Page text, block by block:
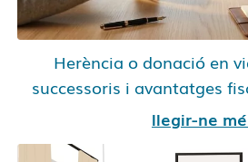
Herència o donació en
successoris i avantatges
llegir-ne